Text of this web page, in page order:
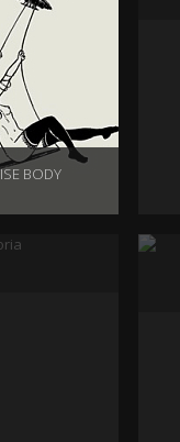
BODY